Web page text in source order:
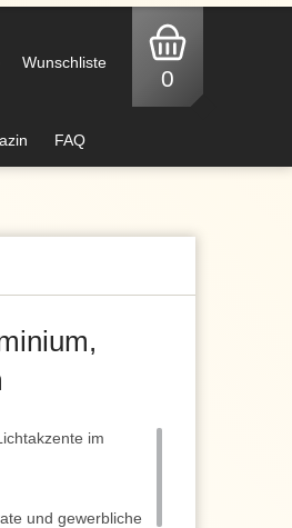
Wunschliste
0
FAQ
im
und gewerbliche